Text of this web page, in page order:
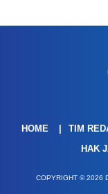
HOME TIM
HAK
COPYRIGHT © 2026